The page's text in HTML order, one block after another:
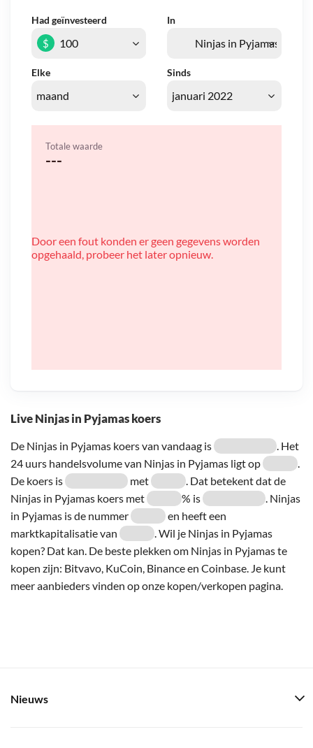
Live Ninjas in Pyjamas koers
De Ninjas in Pyjamas koers van vandaag is
. Het
24 uurs handelsvolume van Ninjas in Pyjamas ligt op
.
De koers is
met
. Dat betekent dat de
Ninjas in Pyjamas koers met
% is
. Ninjas
in Pyjamas is de nummer
en heeft een
marktkapitalisatie van
. Wil je Ninjas in Pyjamas
kopen? Dat kan. De beste plekken om Ninjas in Pyjamas te
kopen zijn: Bitvavo, KuCoin, Binance en Coinbase. Je kunt
meer aanbieders vinden op onze kopen/verkopen pagina.
Had geïnvesteerd In
Elke Sinds
$
Totale waarde
---
Door een fout konden er geen gegevens worden
opgehaald, probeer het later opnieuw.
Nieuws